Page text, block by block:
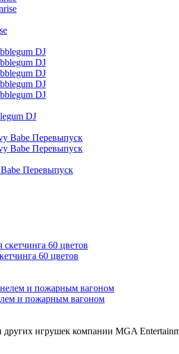
DJ
Перевыпуск
60 цветов
и пожарным вагоном
игрушек компании MGA